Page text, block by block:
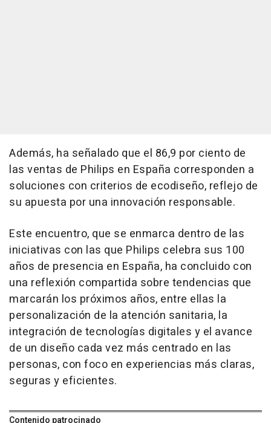
Además, ha señalado que el 86,9 por ciento de
las ventas de Philips en España corresponden a
soluciones con criterios de ecodiseño, reflejo de
su apuesta por una innovación responsable.
Este encuentro, que se enmarca dentro de las
iniciativas con las que Philips celebra sus 100
años de presencia en España, ha concluido con
una reflexión compartida sobre tendencias que
marcarán los próximos años, entre ellas la
personalización de la atención sanitaria, la
integración de tecnologías digitales y el avance
de un diseño cada vez más centrado en las
personas, con foco en experiencias más claras,
seguras y eficientes.
Contenido patrocinado